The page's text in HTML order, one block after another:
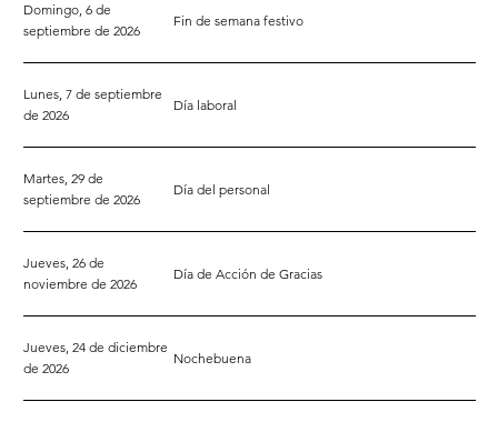
Domingo, 6 de
septiembre de 2026
Fin de semana festivo
Lunes, 7 de septiembre
de 2026
Día laboral
Martes, 29 de
septiembre de 2026
Día del personal
Jueves, 26 de
noviembre de 2026
Día de Acción de Gracias
Jueves, 24 de diciembre
de 2026
Nochebuena